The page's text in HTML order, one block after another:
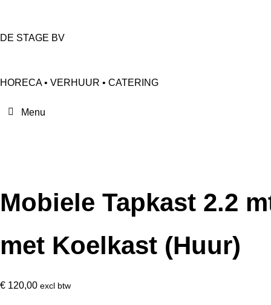
DE STAGE BV
HORECA • VERHUUR • CATERING
Mobiele Tapkast 2.2
met Koelkast (Huur)
€ 120,00 excl btw